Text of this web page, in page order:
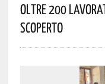
Oltre 200
Scoperto